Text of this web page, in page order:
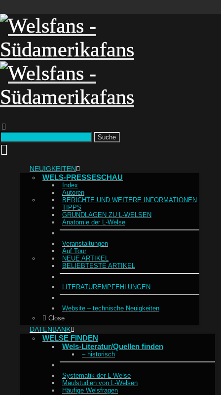
Suche
NEUIGKEITEN
WELS-PRESSESCHAU
Index
Autoren
BERICHTE UND WEITERE INFORMATIONEN
TIPPS
GRUNDLAGEN ZU L-WELSEN
Anatomie der L-Welse
Veranstaltungen
Auf Tour
NEUE ARTIKEL
BELIEBTESTE ARTIKEL
LITERATUREMPFEHLUNGEN
Website – technische Neuigkeiten
Close
DATENBANK
WELSE FINDEN
Wels-Literatur/Quellen finden
– historisch
Systematik der L-Welse
Maulstudien von L-Welsen
Häufige Welsfragen